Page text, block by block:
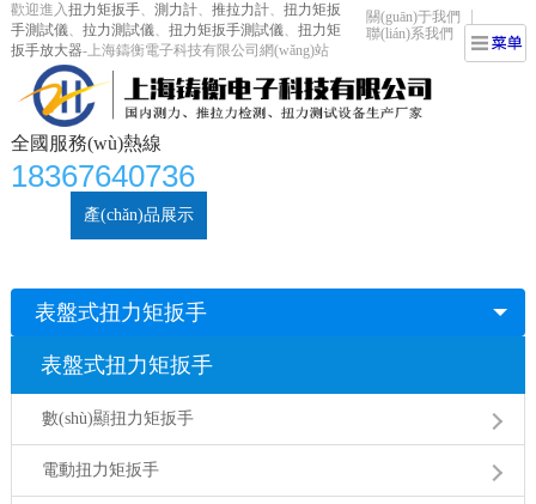
歡迎進入扭力矩扳手、 測力計、 推拉力計、 扭力矩扳
手測試儀、 拉力測試儀、 扭力矩扳手測試儀、 扭力矩
扳手放大器-上海鑄衡電子科技有限公司網(wǎng)站
關(guān)于我們
聯(lián)系我們
全國服務(wù)熱線
18367640736
產(chǎn)品展示
表盤式扭力矩扳手
表盤式扭力矩扳手
數(shù)顯扭力矩扳手
電動扭力矩扳手